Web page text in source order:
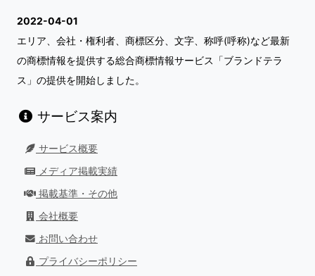
2022-04-01
エリア、会社・権利者、商標区分、文字、称呼(呼称)など最新
の商標情報を提供する総合商標情報サービス「ブランドテラ
ス」の提供を開始しました。
サービス案内
サービス概要
メディア掲載実績
掲載基準・その他
会社概要
お問い合わせ
プライバシーポリシー